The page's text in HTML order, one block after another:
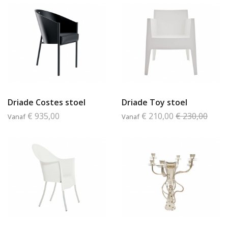
Driade Costes stoel
Vanaf € 935,00
Driade Toy stoel
Vanaf € 210,00 € 230,00